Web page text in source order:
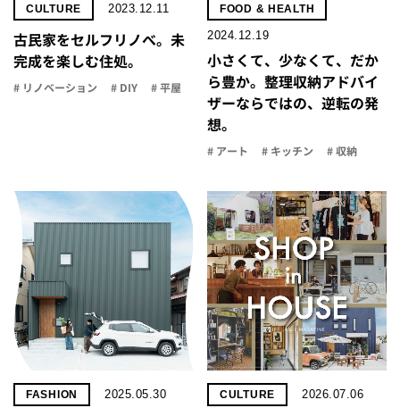
CULTURE 2023.12.11
古民家をセルフリノべ。未
完成を楽しむ住処。
# リノベーション # DIY # 平屋
FOOD & HEALTH
2024.12.19
小さくて、少なくて、だか
ら豊か。整理収納アドバイ
ザーならではの、逆転の発
想。
# アート # キッチン # 収納
FASHION 2025.05.30 CULTURE 2026.07.06